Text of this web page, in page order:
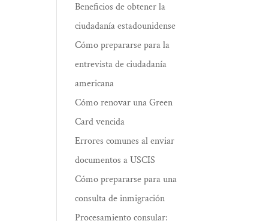
Beneficios de obtener la
ciudadanía estadounidense
Cómo prepararse para la
entrevista de ciudadanía
americana
Cómo renovar una Green
Card vencida
Errores comunes al enviar
documentos a USCIS
Cómo prepararse para una
consulta de inmigración
Procesamiento consular: